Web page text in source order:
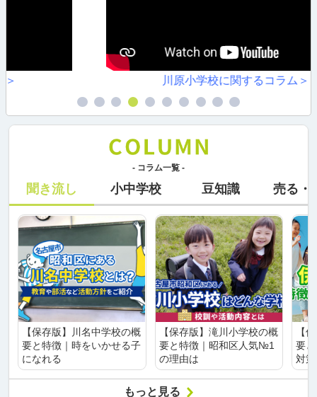
川原小学校に関するコラム＞＞
- コラム一覧 -
聞き流し 小中学校 豆知識 売る・
【保存版】川名中学校の概
要と特徴｜時をいかせる子
になれる
【保存版】滝川小学校の概
要と特徴｜昭和区人気№1
の理由は
【
要
対
もっと見る